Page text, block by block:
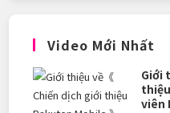
Video Mới Nhất
Giới
viên